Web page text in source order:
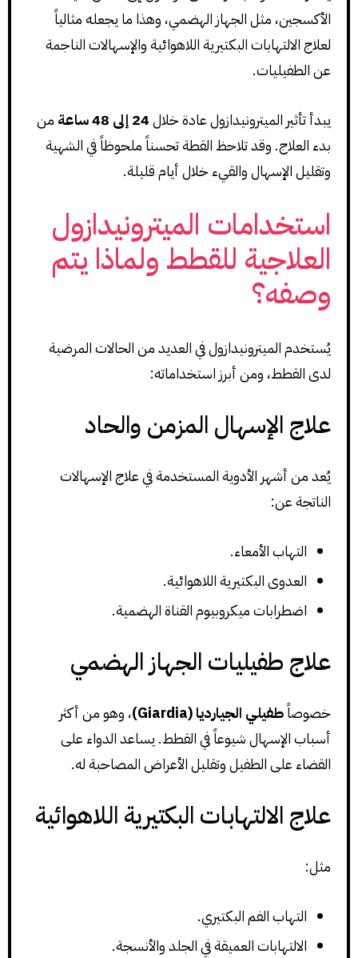
الأكسجين، مثل الجهاز الهضمي، وهذا ما يجعله مثالياً
لعلاج الالتهابات البكتيرية اللاهوائية والإسهالات الناجمة
عن الطفيليات.
يبدأ تأثير الميترونيدازول عادة خلال24 إلى 48 ساعة
من
بدء العلاج. وقد تلاحظ القطة تحسناً ملحوظاً في الشهية
وتقليل الإسهال والقيء خلال أيام قليلة.
استخدامات الميترونيدازول
العلاجية للقطط ولماذا يتم
وصفه؟
يُستخدم الميترونيدازول في العديد من الحالات المرضية
لدى القطط، ومن أبرز استخداماته:
علاج الإسهال المزمن والحاد
يُعد من أشهر الأدوية المستخدمة في علاج الإسهالات
الناتجة عن:
التهاب الأمعاء.
العدوى البكتيرية اللاهوائية.
اضطرابات ميكروبيوم القناة الهضمية.
علاج طفيليات الجهاز الهضمي
خصوصاًطفيلي الجيارديا (Giardia)
، وهو من أكثر
أسباب الإسهال شيوعاً في القطط. يساعد الدواء على
القضاء على الطفيل وتقليل الأعراض المصاحبة له.
علاج الالتهابات البكتيرية اللاهوائية
مثل:
التهاب الفم البكتيري.
الالتهابات العميقة في الجلد والأنسجة.